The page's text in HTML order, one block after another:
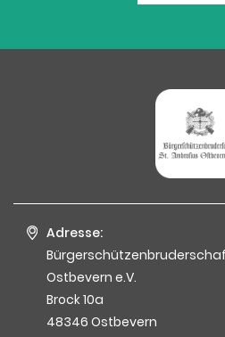
Adresse:
Ostbevern e.V.
Brock 10a
48346 Ostbevern